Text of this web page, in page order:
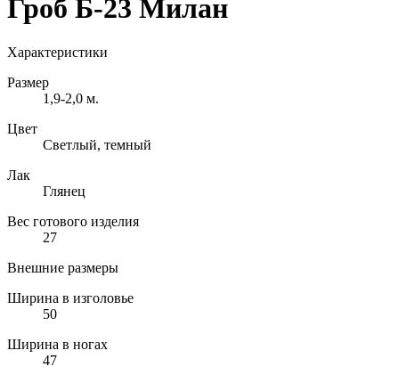
Гроб Б-23 Милан
Характеристики
Размер
1,9-2,0 м.
Цвет
Светлый, темный
Лак
Глянец
Вес готового изделия
27
Внешние размеры
Ширина в изголовье
50
Ширина в ногах
47